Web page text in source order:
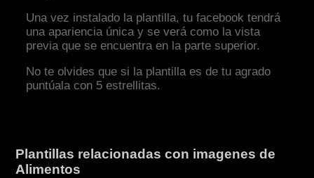
Una vez instalado la plantilla, tu facebook tendrá
una apariencia única y se verá como la vista
previa que se encuentra en la parte superior.
No te olvides que si la plantilla es de tu agrado
puntúala con 5 estrellitas.
Plantillas relacionadas con imagenes de
Alimentos